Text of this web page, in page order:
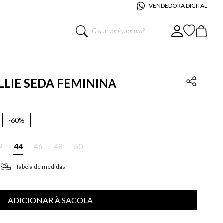
VENDEDORA DIGITAL
O que você procura?
SEDA FEMININA
-60%
44 46 48 50
Tabela de medidas
ADICIONAR À SACOLA